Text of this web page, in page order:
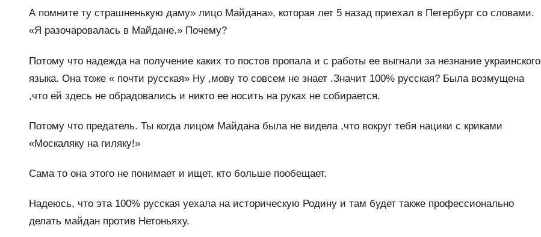
А помните ту страшненькую даму» лицо Майдана», которая лет 5 назад приехал в Петербург со словами.
«Я разочаровалась в Майдане.» Почему?
Потому что надежда на получение каких то постов пропала и с работы ее выгнали за незнание украинского
языка. Она тоже « почти русская» Ну ,мову то совсем не знает .Значит 100% русская? Была возмущена
,что ей здесь не обрадовались и никто ее носить на руках не собирается.
Потому что предатель. Ты когда лицом Майдана была не видела ,что вокруг тебя нацики с криками
«Москаляку на гиляку!»
Сама то она этого не понимает и ищет, кто больше пообещает.
Надеюсь, что эта 100% русская уехала на историческую Родину и там будет также профессионально
делать майдан против Нетоньяху.